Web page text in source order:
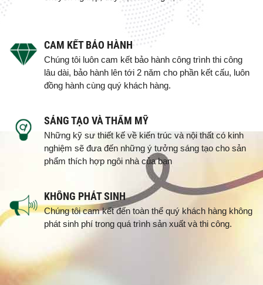
CAM KẾT BẢO HÀNH
Chúng tôi luôn cam kết bảo hành công trình thi công
lâu dài, bảo hành lên tới 2 năm cho phần kết cấu, luôn
đồng hành cùng quý khách hàng.
SÁNG TẠO VÀ THẨM MỸ
Những kỹ sư thiết kế về kiến trúc và nội thất có kinh
nghiệm sẽ đưa đến những ý tưởng sáng tạo cho sản
phẩm thích hợp ngôi nhà của bạn
KHÔNG PHÁT SINH
Chúng tôi cam kết đến toàn thể quý khách hàng không
phát sinh phí trong quá trình sản xuất và thi công.